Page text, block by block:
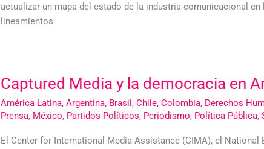
actualizar un mapa del estado de la industria comunicacional
lineamientos
Captured Media y la democracia en
América Latina, Argentina, Brasil , Chile, Colombia, Derechos
Prensa, México, Partidos Políticos, Periodismo, Política Pública,
El Center for International Media Assistance (CIMA), el